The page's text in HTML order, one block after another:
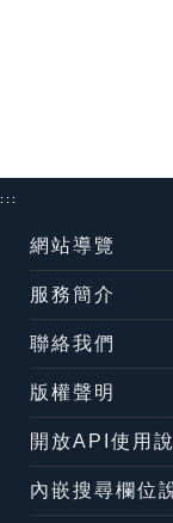
:::
網站導覽
服務簡介
聯絡我們
版權聲明
開放API使用
內嵌搜尋欄位